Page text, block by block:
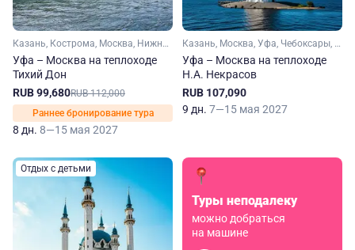
Казань, Кострома, Москва, Нижний Новгород, Уфа, Плес, Чистополь, Мышкин, Городец
Уфа – Москва на теплоходе
Тихий Дон
RUB 99,680RUB 112,000
Раннее бронирование тура
8 дн. 8—15 мая 2027
Казань, Москва, Уфа, Чебоксары, Чкаловский, Ярославль, Калязин, Козьмодемьянск, Чистополь
Уфа – Москва на теплоходе
Н.А. Некрасов
RUB 107,090
9 дн. 7—15 мая 2027
Отдых с детьми
Туры неподалеку
можно добраться
на машине